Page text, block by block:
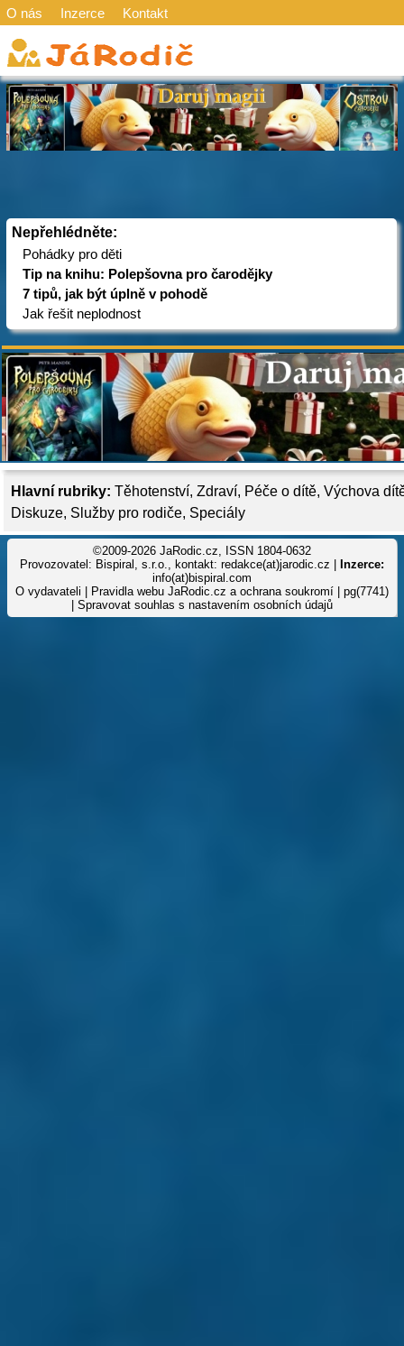
O nás Inzerce Kontakt
Nepřehlédněte:
Pohádky pro děti
Tip na knihu: Polepšovna pro čarodějky
7 tipů, jak být úplně v pohodě
Jak řešit neplodnost
Hlavní rubriky: Těhotenství, Zdraví, Péče o dítě, Výchova
Diskuze, Služby pro rodiče, Speciály
©2009-2026 JaRodic.cz, ISSN 1804-0632
Provozovatel: Bispiral, s.r.o., kontakt: redakce(at)jarodic.cz |
Inzerce:
info(at)bispiral.com
O vydavateli
Pravidla webu JaRodic.cz a ochrana soukromí | pg(7741)
Spravovat souhlas s nastavením osobních údajů